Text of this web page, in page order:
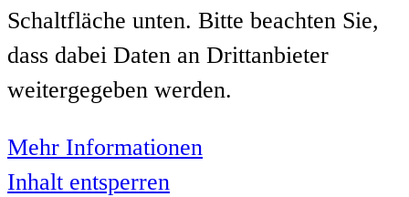
Schaltfläche unten. Bitte beachten Sie,
dass dabei Daten an Drittanbieter
weitergegeben werden.
Mehr Informationen
Inhalt entsperren